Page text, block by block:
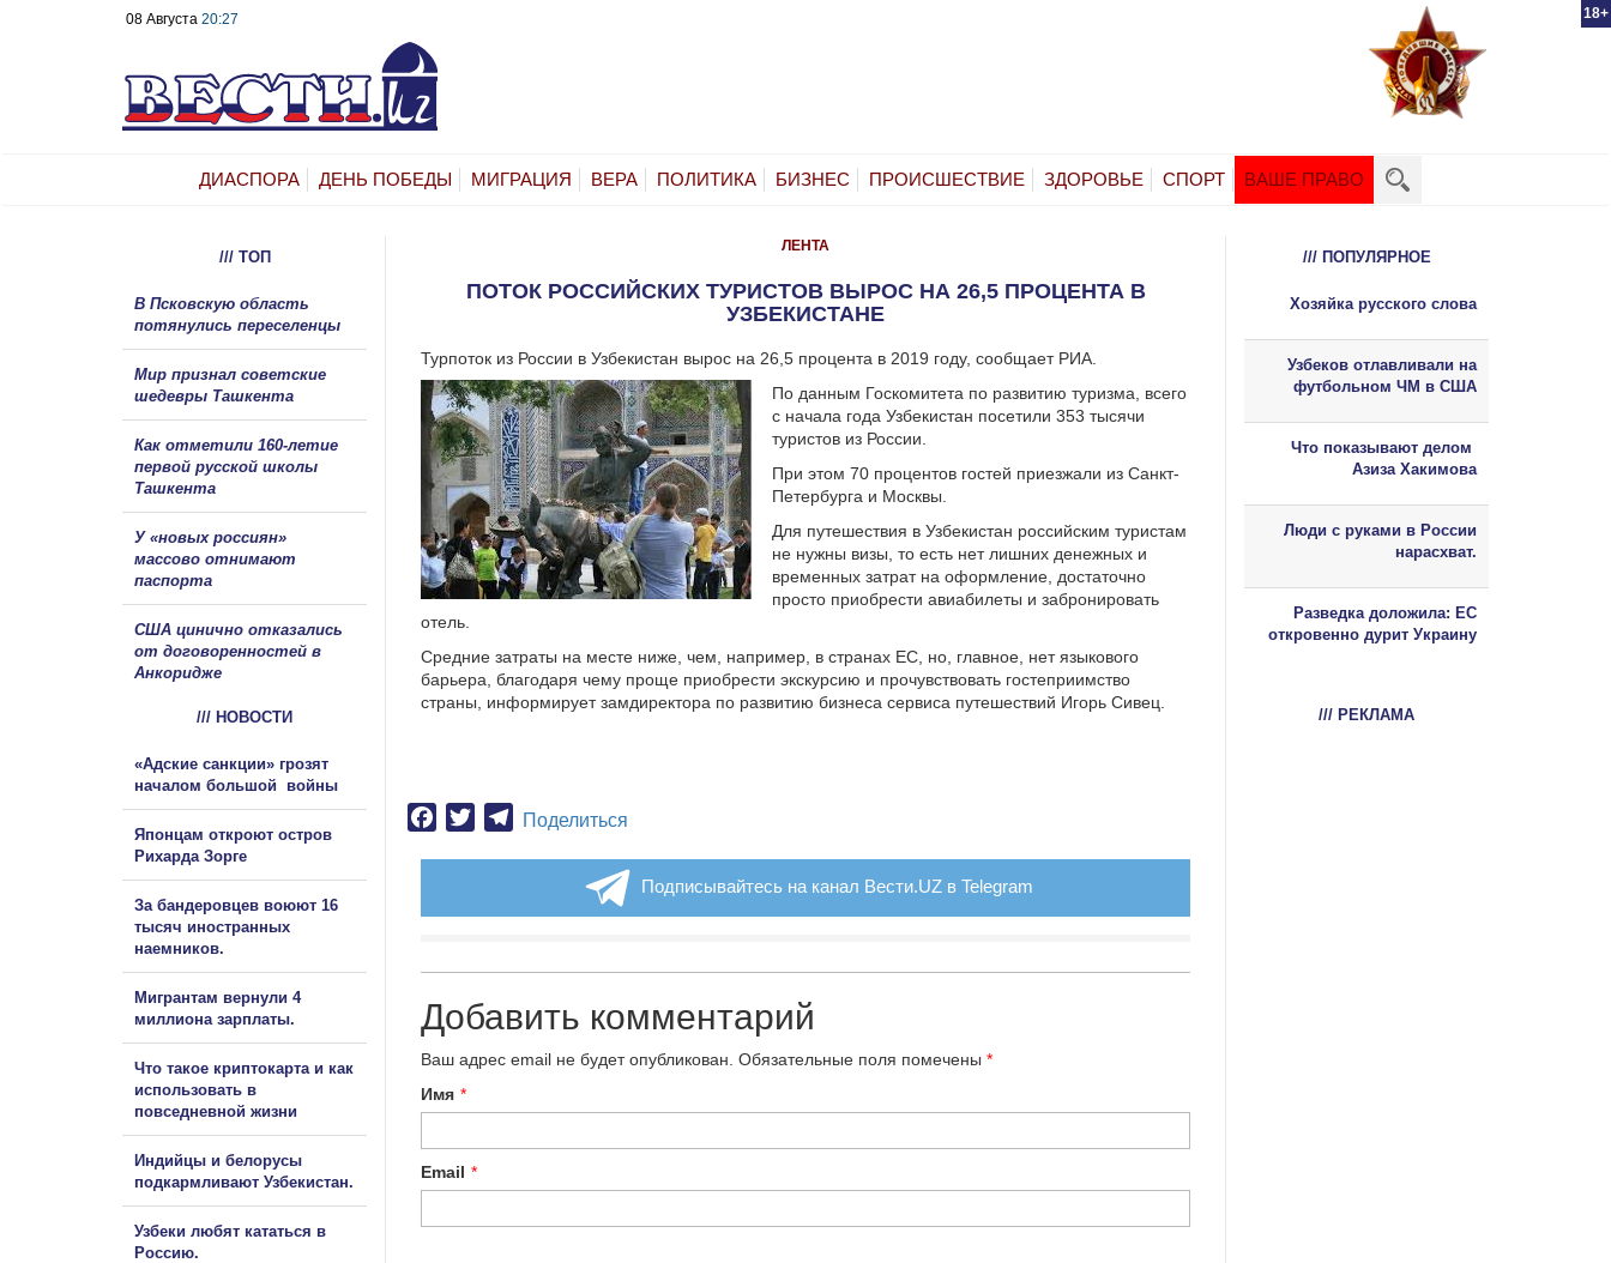
18+
08 Августа 20:27
ДИАСПОРА ДЕНЬ ПОБЕДЫ МИГРАЦИЯ ВЕРА ПОЛИТИКА БИЗНЕС ПРОИСШЕСТВИЕ ЗДОРОВЬЕ СПОРТ ВАШЕ ПРАВО
ЛЕНТА
ПОТОК РОССИЙСКИХ ТУРИСТОВ ВЫРОС НА 26,5 ПРОЦЕНТА В
УЗБЕКИСТАНЕ
Турпоток из России в Узбекистан вырос на 26,5 процента в 2019 году, сообщает РИА.
По данным Госкомитета по развитию туризма, всего
с начала года Узбекистан посетили 353 тысячи
туристов из России.
При этом 70 процентов гостей приезжали из Санкт-
Петербурга и Москвы.
Для путешествия в Узбекистан российским туристам
не нужны визы, то есть нет лишних денежных и
временных затрат на оформление, достаточно
просто приобрести авиабилеты и забронировать
отель.
Средние затраты на месте ниже, чем, например, в странах ЕС, но, главное, нет языкового
барьера, благодаря чему проще приобрести экскурсию и прочувствовать гостеприимство
страны, информирует замдиректора по развитию бизнеса сервиса путешествий Игорь Сивец.
Facebook
TwitterTelegram
Поделиться
Подписывайтесь на канал Вести.UZ в Telegram
Добавить комментарий
Ваш адрес email не будет опубликован. Обязательные поля помечены *
Имя *
Email *
/// ТОП
В Псковскую область
потянулись переселенцы
Мир признал советские
шедевры Ташкента
Как отметили 160-летие
первой русской школы
Ташкента
У «новых россиян»
массово отнимают
паспорта
США цинично отказались
от договоренностей в
Анкоридже
/// НОВОСТИ
«Адские санкции» грозят
началом большой войны
Японцам откроют остров
Рихарда Зорге
За бандеровцев воюют 16
тысяч иностранных
наемников.
Мигрантам вернули 4
миллиона зарплаты.
Что такое криптокарта и как
использовать в
повседневной жизни
Индийцы и белорусы
подкармливают Узбекистан.
Узбеки любят кататься в
Россию.
/// ПОПУЛЯРНОЕ
Хозяйка русского слова
Узбеков отлавливали на
футбольном ЧМ в США
Что показывают делом
Азиза Хакимова
Люди с руками в России
нарасхват.
Разведка доложила: ЕС
откровенно дурит Украину
/// РЕКЛАМА